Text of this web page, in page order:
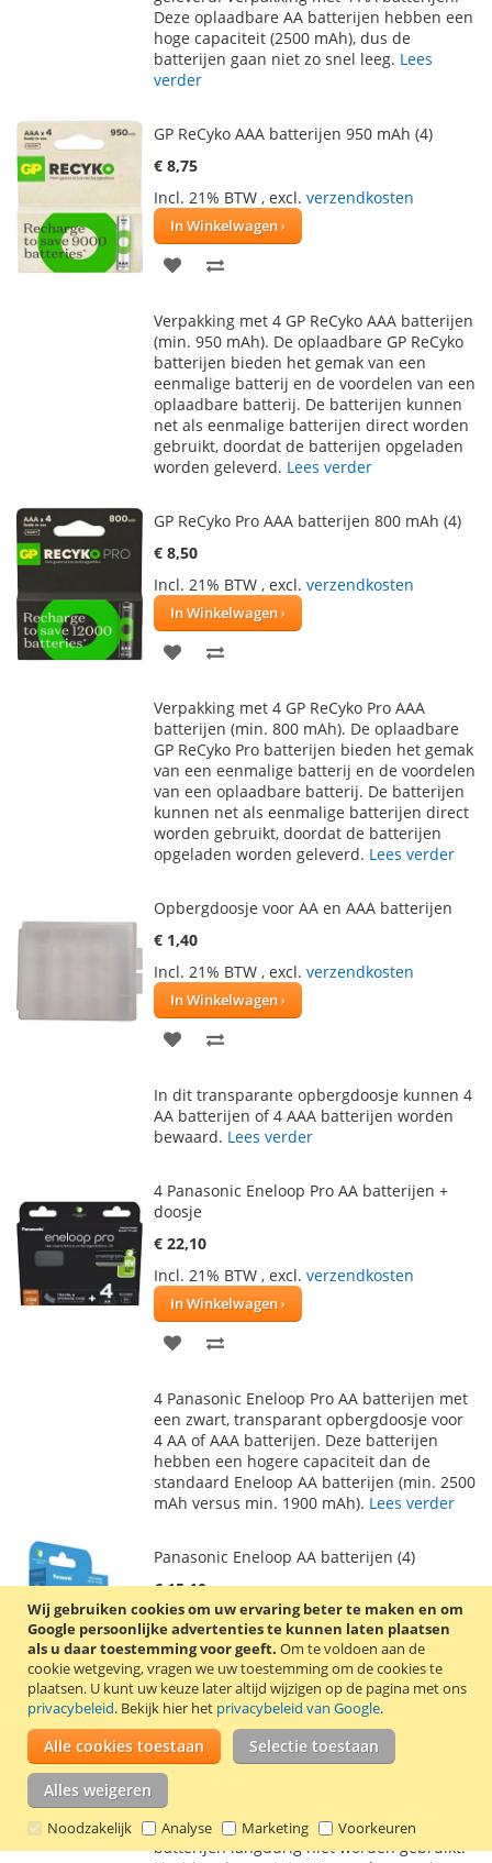
Wij gebruiken cookies om uw ervaring beter te maken en om
Google persoonlijke advertenties te kunnen laten plaatsen
als u daar toestemming voor geeft. Om te voldoen aan de
cookie wetgeving, vragen we uw toestemming om de cookies te
plaatsen. U kunt uw keuze later altijd wijzigen op de pagina met ons
privacybeleid. Bekijk hier het privacybeleid van Google.
Alle cookies toestaan Selectie toestaan
Alles weigeren
Noodzakelijk Analyse Marketing Voorkeuren
VERLANGLIJST
VERGELIJKEN
Deze oplaadbare AA batterijen hebben een
hoge capaciteit (2500 mAh), dus de
batterijen gaan niet zo snel leeg. Lees
verder
GP ReCyko AAA batterijen 950 mAh (4)
€ 8,75
Incl. 21% BTW , excl. verzendkosten
In Winkelwagen
VOEG
AAN
VERLANGLIJST
TE
VERGELIJKEN
Verpakking met 4 GP ReCyko AAA batterijen
(min. 950 mAh). De oplaadbare GP ReCyko
batterijen bieden het gemak van een
eenmalige batterij en de voordelen van een
oplaadbare batterij. De batterijen kunnen
net als eenmalige batterijen direct worden
gebruikt, doordat de batterijen opgeladen
worden geleverd. Lees verder
GP ReCyko Pro AAA batterijen 800 mAh (4)
€ 8,50
Incl. 21% BTW , excl. verzendkosten
In Winkelwagen
VOEG
AAN
VERLANGLIJST
TE
VERGELIJKEN
Verpakking met 4 GP ReCyko Pro AAA
batterijen (min. 800 mAh). De oplaadbare
GP ReCyko Pro batterijen bieden het gemak
van een eenmalige batterij en de voordelen
van een oplaadbare batterij. De batterijen
kunnen net als eenmalige batterijen direct
worden gebruikt, doordat de batterijen
opgeladen worden geleverd. Lees verder
Opbergdoosje voor AA en AAA batterijen
€ 1,40
Incl. 21% BTW , excl. verzendkosten
In Winkelwagen
VOEG
AAN TE
In dit transparante opbergdoosje kunnen 4
AA batterijen of 4 AAA batterijen worden
bewaard. Lees verder
4 Panasonic Eneloop Pro AA batterijen +
doosje
€ 22,10
Incl. 21% BTW , excl. verzendkosten
In Winkelwagen
VOEG
AAN
VERLANGLIJST
TE
VERGELIJKEN
4 Panasonic Eneloop Pro AA batterijen met
een zwart, transparant opbergdoosje voor
4 AA of AAA batterijen. Deze batterijen
hebben een hogere capaciteit dan de
standaard Eneloop AA batterijen (min. 2500
mAh versus min. 1900 mAh). Lees verder
Panasonic Eneloop AA batterijen (4)
€ 15,10
Incl. 21% BTW, excl.verzendkosten
Waardering:
94
% of100
5 Reviews Schrijf een review
In Winkelwagen
VOEG
TOE
VERLANGLIJST
TOEVOEGEN
OM
VERGELIJKEN
Panasonic Eneloop AA batterijen (min. 2000
mAh). Eneloop batterijen zijn voorgeladen
en verliezen weinig energie als de
batterijen langdurig niet worden gebruikt.